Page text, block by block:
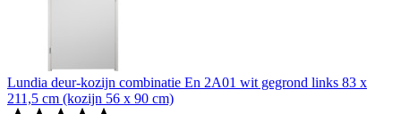
Lundia deur-kozijn combinatie En 2A01 wit gegrond links 83 x
211,5 cm (kozijn 56 x 90 cm)